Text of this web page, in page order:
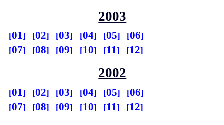
2003
01 02 03 04 05
06
07
08 09 10 11 12
2002
01 02 03 04 05
06
07
08 09 10 11 12